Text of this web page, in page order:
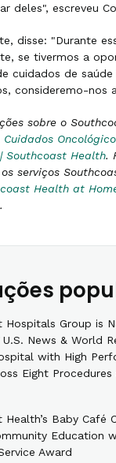
deles", escreveu
disse: "Durante
se tivermos a
cuidados de saúde
consideremo-nos
sobre o
Cuidados
Southcoast Health.
serviços
Health at
.
Hospitals Group is
News & World
with High
Eight Procedures
Baby Café
Education
Award